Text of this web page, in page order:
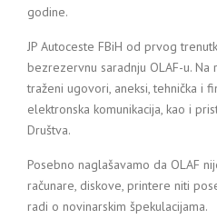
godine.
JP Autoceste FBiH od prvog
bezrezervnu saradnju OLAF-u. Na
traženi ugovori, aneksi, tehnička i
elektronska komunikacija, kao i
Društva.
Posebno naglašavamo da OLAF
računare, diskove, printere niti
radi o novinarskim špekulacijama.